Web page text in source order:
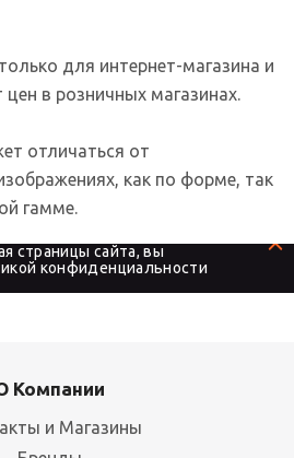
для интернет-магазина и
в розничных магазинах.
отличаться от
как по форме, так
гамме.
файлы cookies, которые его
страницы сайта, вы
конфиденциальности
Компании
и Магазины